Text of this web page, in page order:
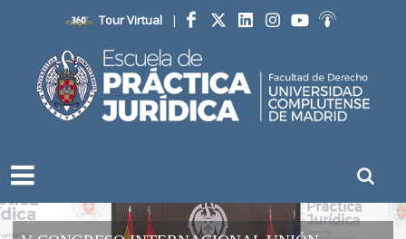
Tour Virtual |
Facebook